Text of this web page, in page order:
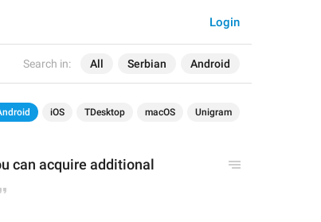
Search in: All Serbian Android
Login
iOS TDesktop macOS Unigram
can acquire additional